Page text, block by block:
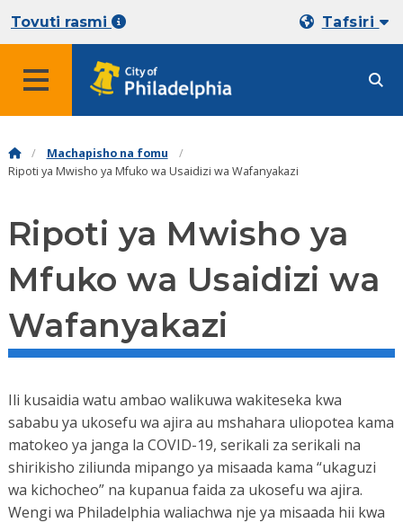
Tovuti rasmi Tafsiri
Machapisho na fomu
Ripoti ya Mwisho ya Mfuko wa Usaidizi wa Wafanyakazi
Ripoti ya Mwisho ya
Mfuko wa Usaidizi wa
Wafanyakazi
Ili kusaidia watu ambao walikuwa wakiteseka kwa
sababu ya ukosefu wa ajira au mshahara uliopotea kama
matokeo ya janga la COVID-19, serikali za serikali na
shirikisho ziliunda mipango ya misaada kama “ukaguzi
wa kichocheo” na kupanua faida za ukosefu wa ajira.
Wengi wa Philadelphia waliachwa nje ya misaada hii kwa